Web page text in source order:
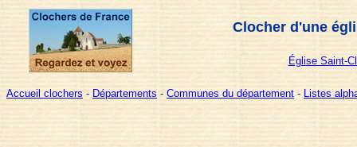
Clocher d'une
Église Saint-
Accueil clochers - Départements - Communes du département - Listes